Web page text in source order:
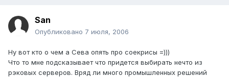
San
Опубликовано 7 июля, 2006
Ну вот кто о чем а Сева опять про соекрисы =)))
Что то мне подсказывает что придется выбирать нечто из
рэковых серверов. Вряд ли много промышленных решений